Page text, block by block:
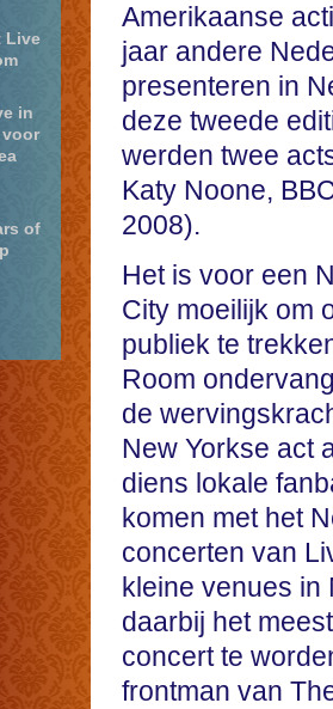
Live
in
voor
of
Amerikaanse
jaar andere
presenteren in
deze tweede
werden twee
Katy Noone,
2008).
Het is voor een
City moeilijk om
publiek te
Room
de
New Yorkse act
diens lokale
komen met het
concerten van
kleine venues in
daarbij het
concert te
frontman van